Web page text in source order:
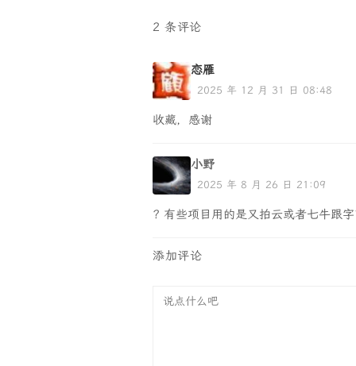
2 条评论
恋雁
2025 年 12 月 31 日 08:48
收藏，感谢
小野
2025 年 8 月 26 日 21:09
? 有些项目用的是又拍云或者七牛跟
添加评论